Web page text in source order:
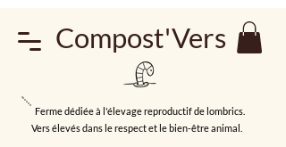
Compost'Vers
Ferme dédiée à l'élevage reproductif de lombrics.
Vers élevés dans le respect et le bien-être animal.